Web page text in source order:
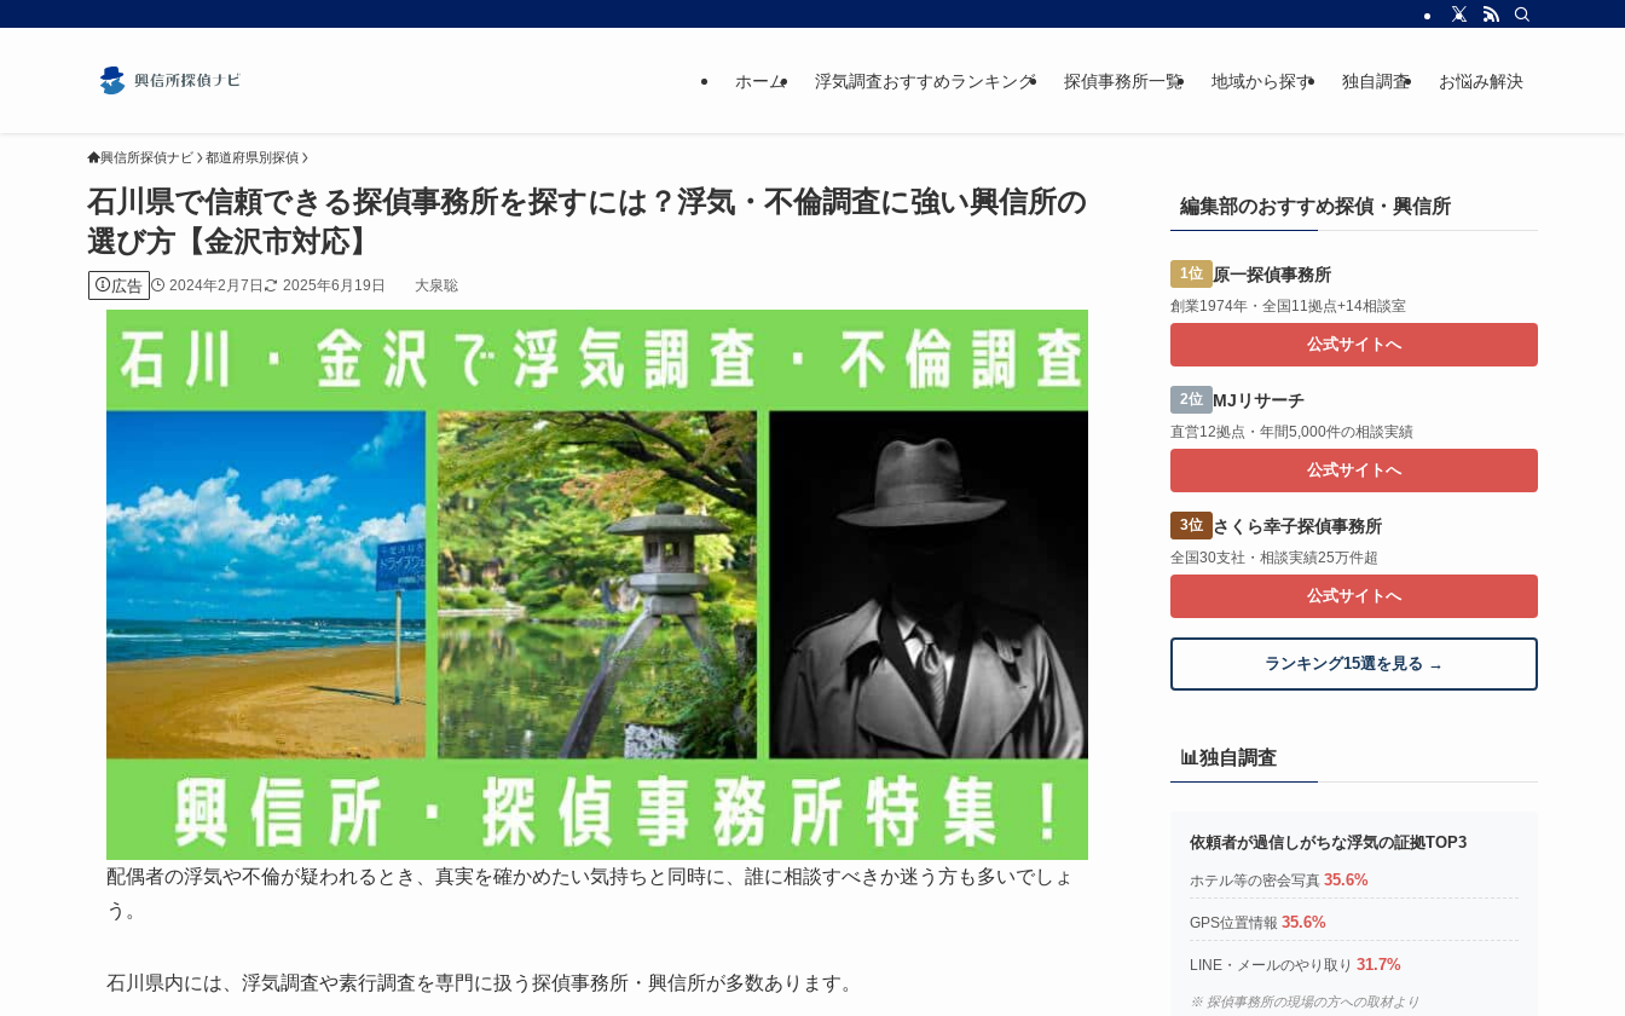
ホーム 浮気調査おすすめランキング 探偵事務所一覧 地域から探す 独自調査 お悩み解決
興信所探偵ナビ 都道府県別探偵
石川県で信頼できる探偵事務所を探すには？浮気・不倫調査に強い興信所の
選び方【金沢市対応】
広告 2024年2月7日 2025年6月19日 大泉聡
配偶者の浮気や不倫が疑われるとき、真実を確かめたい気持ちと同時に、誰に相談すべきか迷う方も多いでしょ
う。
石川県内には、浮気調査や素行調査を専門に扱う探偵事務所・興信所が多数あります。
編集部のおすすめ探偵・興信所
1位 原一探偵事務所
創業1974年・全国11拠点+14相談室
公式サイトへ
2位 MJリサーチ
直営12拠点・年間5,000件の相談実績
公式サイトへ
3位 さくら幸子探偵事務所
全国30支社・相談実績25万件超
公式サイトへ
ランキング15選を見る →
📊独自調査
依頼者が過信しがちな浮気の証拠TOP3
ホテル等の密会写真 35.6%
GPS位置情報 35.6%
LINE・メールのやり取り 31.7%
※ 探偵事務所の現場の方への取材より